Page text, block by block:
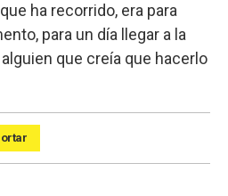
ha recorrido, era para
para un día llegar a la
que creía que hacerlo